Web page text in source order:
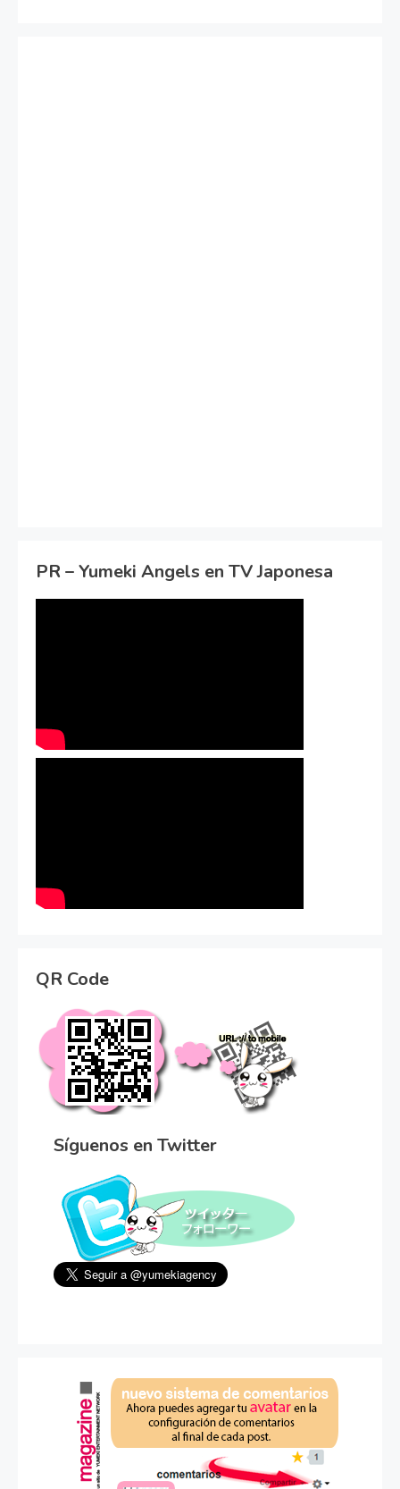
PR – Yumeki Angels en TV Japonesa
QR Code
Síguenos en Twitter